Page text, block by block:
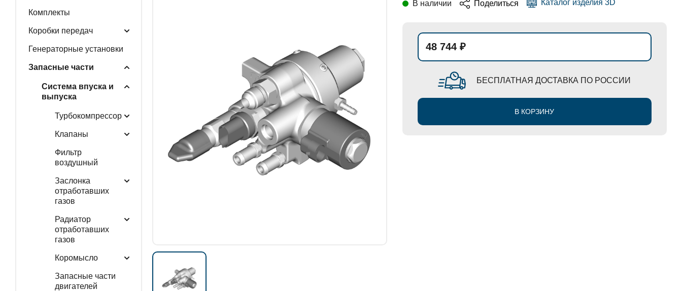
Комплекты
Коробки передач
Генераторные установки
Запасные части
Система впуска и
выпуска
Турбокомпрессор
Клапаны
Фильтр
воздушный
Заслонка
отработавших
газов
Радиатор
отработавших
газов
Коромысло
Запасные части
двигателей
В наличии Поделиться Каталог изделия 3D
48 744 ₽
БЕСПЛАТНАЯ ДОСТАВКА ПО РОССИИ
В КОРЗИНУ